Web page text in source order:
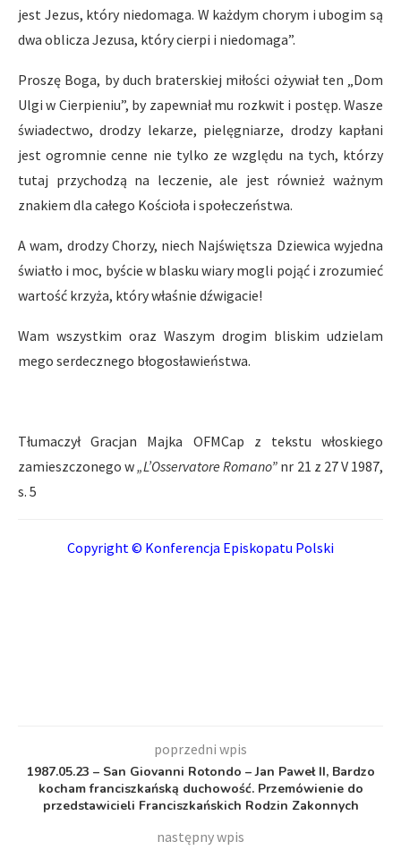
jest Jezus, który niedomaga. W każdym chorym i ubogim są
dwa oblicza Jezusa, który cierpi i niedomaga”.
Proszę Boga, by duch braterskiej miłości ożywiał ten „Dom
Ulgi w Cierpieniu”, by zapewniał mu rozkwit i postęp. Wasze
świadectwo, drodzy lekarze, pielęgniarze, drodzy kapłani
jest ogromnie cenne nie tylko ze względu na tych, którzy
tutaj przychodzą na leczenie, ale jest również ważnym
znakiem dla całego Kościoła i społeczeństwa.
A wam, drodzy Chorzy, niech Najświętsza Dziewica wyjedna
światło i moc, byście w blasku wiary mogli pojąć i zrozumieć
wartość krzyża, który właśnie dźwigacie!
Wam wszystkim oraz Waszym drogim bliskim udzielam
mego serdecznego błogosławieństwa.
Tłumaczył Gracjan Majka OFMCap z tekstu włoskiego
zamieszczonego w„L’Osservatore Romano” nr 21 z 27 V 1987,
s. 5
Copyright © Konferencja Episkopatu Polski
poprzedni wpis
1987.05.23 – San Giovanni Rotondo – Jan Paweł II, Bardzo
kocham franciszkańską duchowość. Przemówienie do
przedstawicieli Franciszkańskich Rodzin Zakonnych
następny wpis